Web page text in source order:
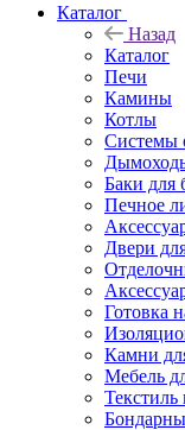
Каталог
Назад
Каталог
Печи
Камины
Котлы
Системы
Баки для
Печное
Двери
Готовка
Камни
Мебель
Текстиль